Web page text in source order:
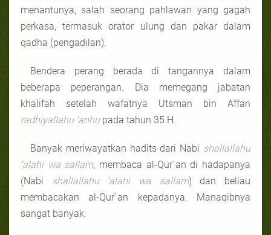
menantunya, salah seorang pahlawan yang gagah
perkasa, termasuk orator ulung dan pakar dalam
qadha (pengadilan).
Bendera perang berada di tangannya dalam
beberapa peperangan. Dia memegang jabatan
khalifah setelah wafatnya Utsman bin Affan
radhiyallahu ‘anhupada tahun 35 H.
Banyak meriwayatkan hadits dari Nabi shallallahu
‘alahi wa sallam, membaca al-Qur`an di hadapanya
(Nabi shallallahu ‘alahi wa sallam) dan beliau
membacakan al-Qur`an kepadanya. Manaqibnya
sangat banyak.